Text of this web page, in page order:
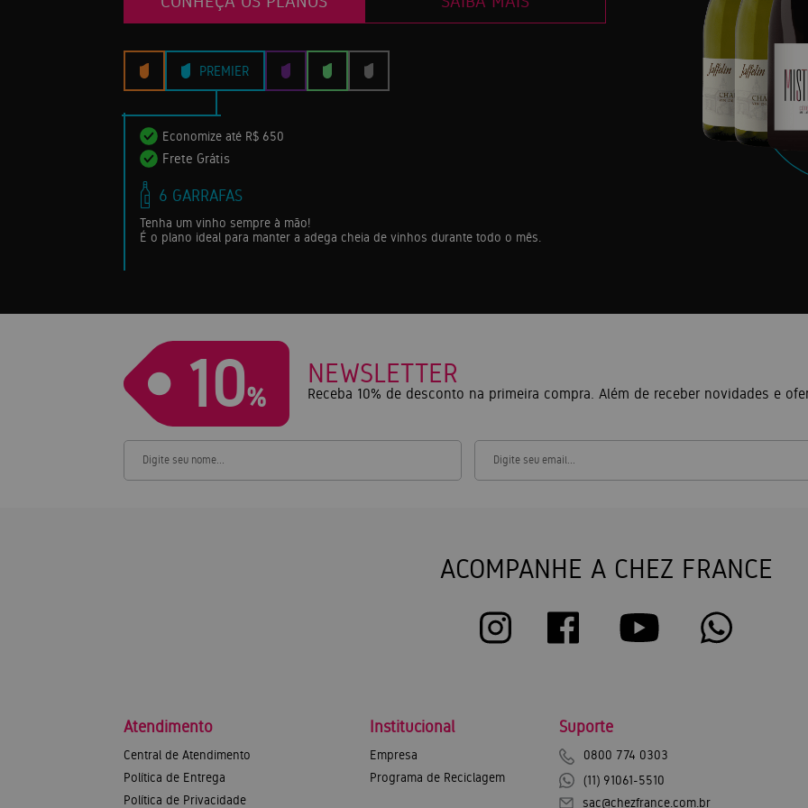
PREMIER
Economize até R$ 650
Frete Grátis
6 GARRAFAS
Tenha um vinho sempre à mão!
É o plano ideal para manter a adega cheia de vinhos durante todo o mês.
10%
NEWSLETTER
Receba 10% de desconto na primeira compra. Além de receber novidades e
ACOMPANHE A CHEZ FRANCE
Atendimento
Central de Atendimento
Política de Entrega
Política de Privacidade
Institucional
Empresa
Programa de Reciclagem
Suporte
0800 774 0303
(11) 91061-5510
sac@chezfrance.com.br